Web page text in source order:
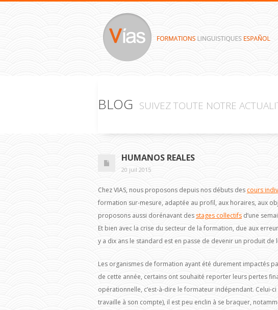
BLOG SUIVEZ TOUTE NOTRE
HUMANOS REALES
20 juil 2015
Chez VIAS, nous proposons depuis nos débuts descours
formation sur-mesure, adaptée au profil, aux horaires, aux
proposons aussi dorénavant des stages collectifs d’une
Et bien avec la crise du secteur de la formation, due aux
y a dix ans le standard est en passe de devenir un produit de
Les organismes de formation ayant été durement impactés
de cette année, certains ont souhaité reporter leurs pertes
opérationnelle, c’est-à-dire le formateur indépendant. Celui-
travaille à son compte), il est peu enclin à se braquer,